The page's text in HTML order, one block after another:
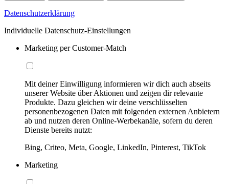
Datenschutzerklärung
Individuelle Datenschutz-Einstellungen
Marketing per Customer-Match
Mit deiner Einwilligung informieren wir dich auch abseits
unserer Website über Aktionen und zeigen dir relevante
Produkte. Dazu gleichen wir deine verschlüsselten
personenbezogenen Daten mit folgenden externen Anbietern
ab und nutzen deren Online-Werbekanäle, sofern du deren
Dienste bereits nutzt:
Bing, Criteo, Meta, Google, LinkedIn, Pinterest, TikTok
Marketing